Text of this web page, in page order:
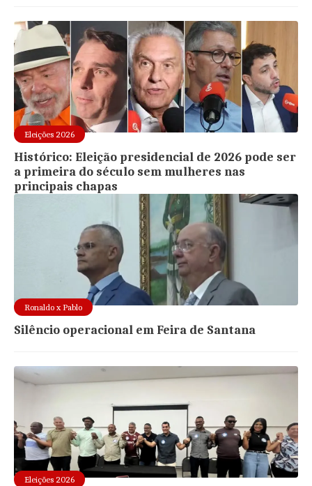
Eleições 2026
Histórico: Eleição presidencial de 2026 pode ser
a primeira do século sem mulheres nas
principais chapas
Ronaldo x Pablo
Silêncio operacional em Feira de Santana
Eleições 2026